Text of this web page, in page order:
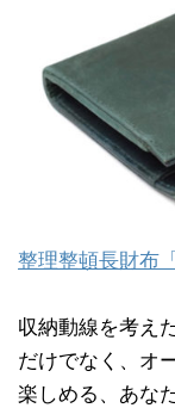
整理整頓長財布
収納動線を考え
だけでなく、オ
楽しめる、あな